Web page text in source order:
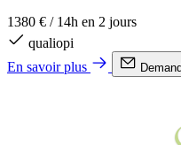
1380 € / 14h en 2 jours
qualiopi
En savoir plus